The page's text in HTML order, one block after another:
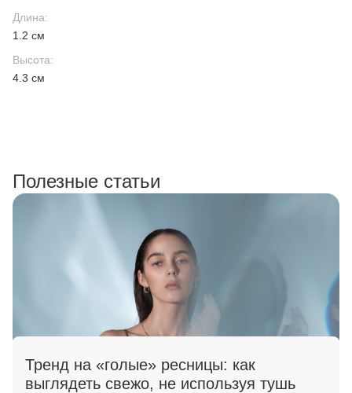
Длина:
1.2 см
Высота:
4.3 см
Полезные статьи
Тренд на «голые» ресницы: как
выглядеть свежо, не используя тушь